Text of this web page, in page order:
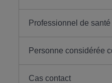
Professionnel de
Personne considérée
Cas contact